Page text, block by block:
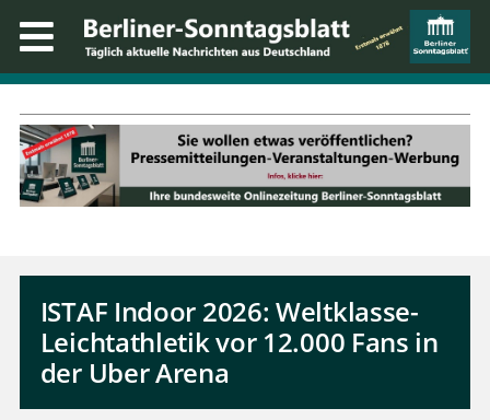
ISTAF Indoor 2026: Weltklasse-
Leichtathletik vor 12.000 Fans in
der Uber Arena